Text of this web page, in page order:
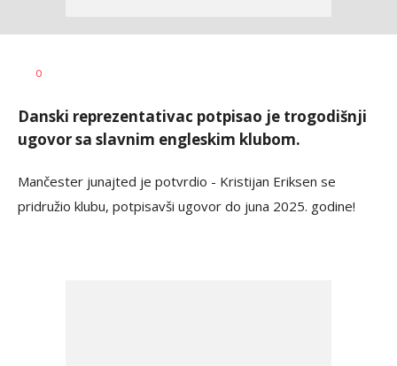
AUTOR
0
Danski reprezentativac potpisao je trogodišnji
ugovor sa slavnim engleskim klubom.
Mančester junajted je potvrdio - Kristijan Eriksen se
pridružio klubu, potpisavši ugovor do juna 2025. godine!